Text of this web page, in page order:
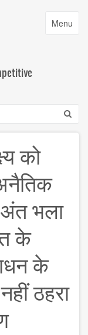
Toggle
Menu
को
भला
के
के
ठहरा